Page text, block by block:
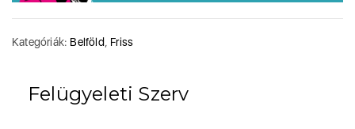
Kategóriák: Belföld, Friss
Felügyeleti Szerv